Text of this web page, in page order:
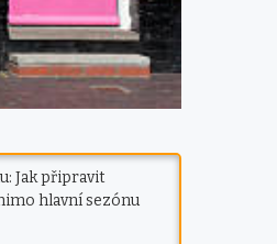
Jak připravit
hlavní sezónu